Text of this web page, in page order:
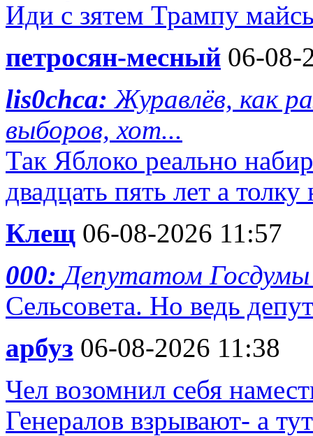
Иди с зятем Трампу
петросян-месный 06-08-
lis0chca: Журавлёв, как
выборов, хот...
Так Яблоко реально
двадцать пять лет а толку
Клещ 06-08-2026 11:57
000:Депутатом
Сельсовета. Но ведь
арбуз 06-08-2026 11:38
Чел возомнил себя
Генералов взрывают- а